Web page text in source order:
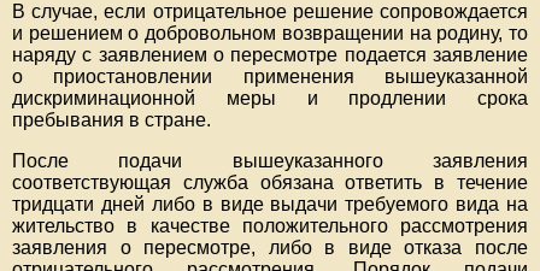
В случае, если отрицательное решение сопровождается
и решением о добровольном возвращении на родину, то
наряду с заявлением о пересмотре подается заявление
о приостановлении применения вышеуказанной
дискриминационной меры и продлении срока
пребывания в стране.
После подачи вышеуказанного заявления
соответствующая служба обязана ответить в течение
тридцати дней либо в виде выдачи требуемого вида на
жительство в качестве положительного рассмотрения
заявления о пересмотре, либо в виде отказа после